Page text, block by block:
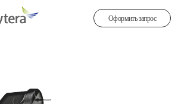
Оформить запрос